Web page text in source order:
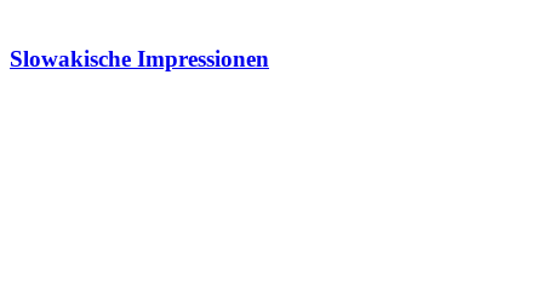
Slowakische Impressionen